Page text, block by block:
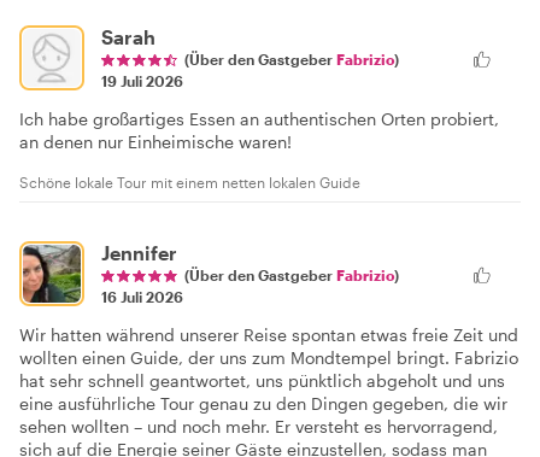
Sarah
(Über den Gastgeber Fabrizio)
19 Juli 2026
Ich habe großartiges Essen an authentischen Orten probiert,
an denen nur Einheimische waren!
Schöne lokale Tour mit einem netten lokalen Guide
Jennifer
(Über den Gastgeber Fabrizio)
16 Juli 2026
Wir hatten während unserer Reise spontan etwas freie Zeit und
wollten einen Guide, der uns zum Mondtempel bringt. Fabrizio
hat sehr schnell geantwortet, uns pünktlich abgeholt und uns
eine ausführliche Tour genau zu den Dingen gegeben, die wir
sehen wollten – und noch mehr. Er versteht es hervorragend,
sich auf die Energie seiner Gäste einzustellen, sodass man